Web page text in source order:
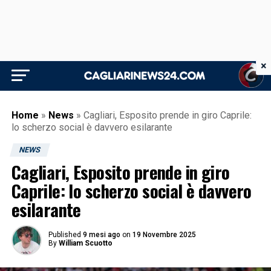
Home » News » Cagliari, Esposito prende in giro Caprile:
lo scherzo social è davvero esilarante
NEWS
Cagliari, Esposito prende in giro
Caprile: lo scherzo social è davvero
esilarante
Published 9 mesi ago on 19 Novembre 2025
By William Scuotto
×